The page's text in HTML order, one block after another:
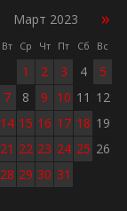
Март 2023 »
Вт Ср Чт Пт Сб Вс
1 2 3 4
5
7 8 9 10 11 12
14 15 16 17 18 19
21 22 23 24 25 26
28 29 30 31